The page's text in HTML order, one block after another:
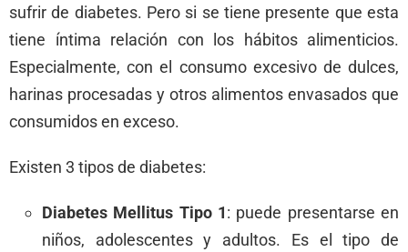
sufrir de diabetes. Pero si se tiene presente que esta
tiene íntima relación con los hábitos alimenticios.
Especialmente, con el consumo excesivo de dulces,
harinas procesadas y otros alimentos envasados que
consumidos en exceso.
Existen 3 tipos de diabetes:
Diabetes Mellitus Tipo 1: puede presentarse en
niños, adolescentes y adultos. Es el tipo de